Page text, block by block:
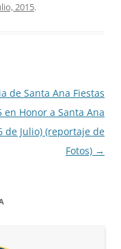
2015.
de Santa Ana Fiestas
en Honor a Santa Ana
de Julio) (reportaje de
Fotos) →